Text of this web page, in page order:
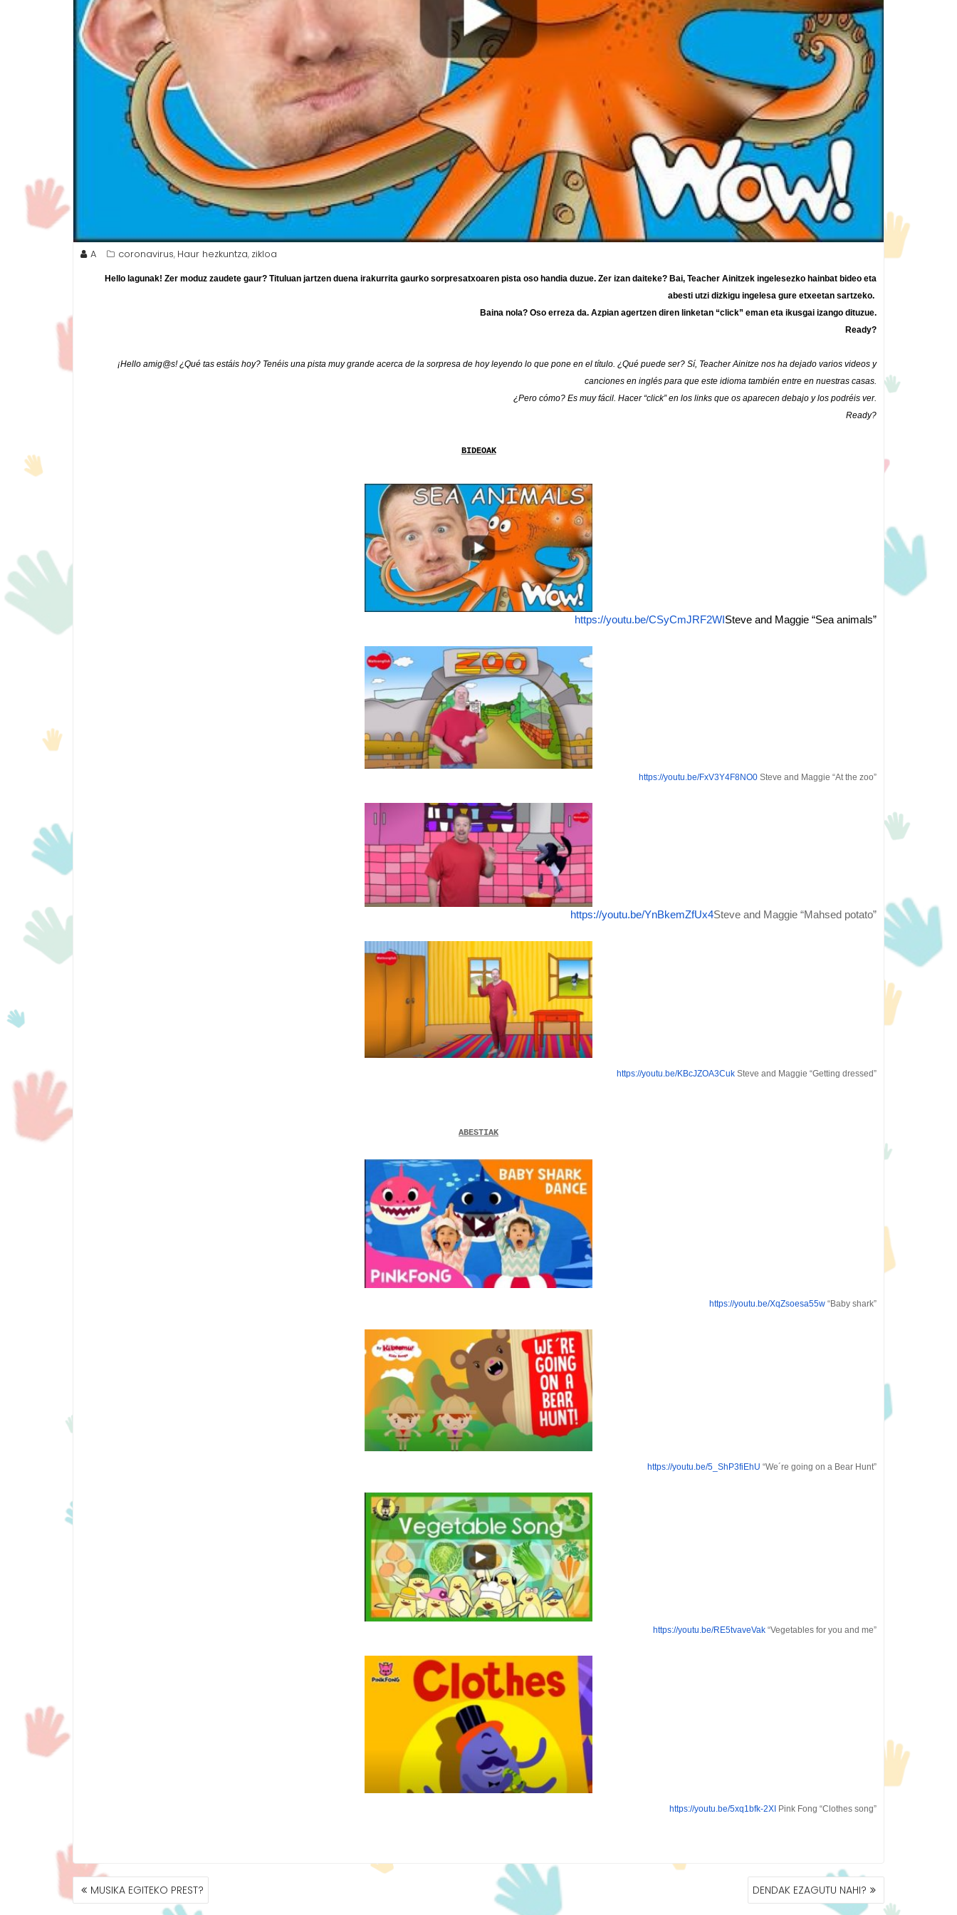
A coronavirus, Haur hezkuntza, zikloa
Hello lagunak! Zer moduz zaudete gaur? Tituluan jartzen duena irakurrita gaurko sorpresatxoaren pista oso handia duzue. Zer izan daiteke? Bai, Teacher Ainitzek ingelesezko hainbat bideo eta
abesti utzi dizkigu ingelesa gure etxeetan sartzeko.
Baina nola? Oso erreza da. Azpian agertzen diren linketan “click” eman eta ikusgai izango dituzue.
Ready?
¡Hello amig@s! ¿Qué tas estáis hoy? Tenéis una pista muy grande acerca de la sorpresa de hoy leyendo lo que pone en el título. ¿Qué puede ser? Sí, Teacher Ainitze nos ha dejado varios videos y
canciones en inglés para que este idioma también entre en nuestras casas.
¿Pero cómo? Es muy fácil. Hacer “click” en los links que os aparecen debajo y los podréis ver.
Ready?
BIDEOAK
https://youtu.be/CSyCmJRF2WI Steve and Maggie “Sea animals”
https://youtu.be/FxV3Y4F8NO0 Steve and Maggie “At the zoo”
https://youtu.be/YnBkemZfUx4Steve and Maggie “Mahsed potato”
https://youtu.be/KBcJZOA3Cuk Steve and Maggie “Getting dressed”
ABESTIAK
https://youtu.be/XqZsoesa55w “Baby shark”
https://youtu.be/5_ShP3fiEhU “We´re going on a Bear Hunt”
https://youtu.be/RE5tvaveVak “Vegetables for you and me”
https://youtu.be/5xq1bfk-2XI Pink Fong “Clothes song”
MUSIKA EGITEKO PREST? DENDAK EZAGUTU NAHI?